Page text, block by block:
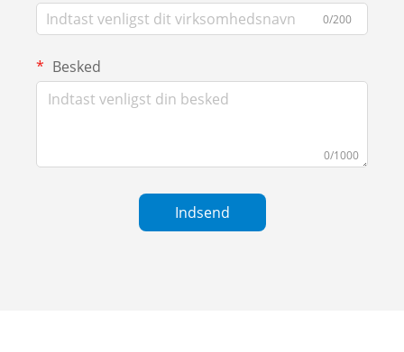
0/200
Besked
0/1000
Indsend